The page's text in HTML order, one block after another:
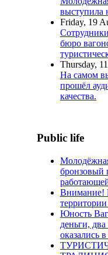
выступила
Friday, 19
бюро
Thursday,
На самом
прошёл
качества.
Public life
бронзовый
Внимание!
Юность
деньги,
оказались